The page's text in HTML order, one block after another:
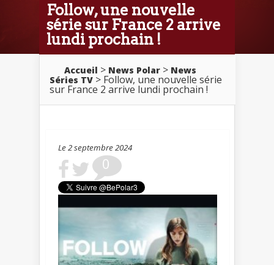
Follow, une nouvelle
série sur France 2 arrive
lundi prochain !
Accueil > News Polar > News
Séries TV > Follow, une nouvelle série
sur France 2 arrive lundi prochain !
Le 2 septembre 2024
0